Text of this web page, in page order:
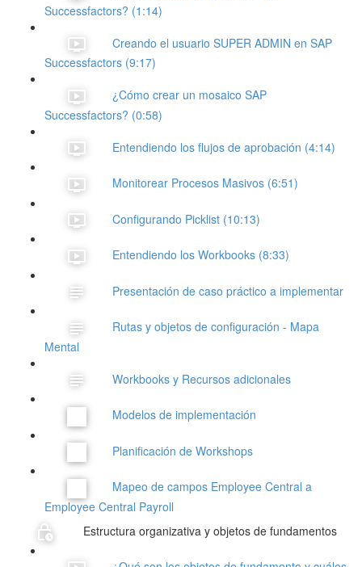
Successfactors? (1:14)
Creando el usuario SUPER ADMIN en SAP
Successfactors (9:17)
¿Cómo crear un mosaico SAP
Successfactors? (0:58)
Entendiendo los flujos de aprobación (4:14)
Monitorear Procesos Masivos (6:51)
Configurando Picklist (10:13)
Entendiendo los Workbooks (8:33)
Presentación de caso práctico a implementar
Rutas y objetos de configuración - Mapa
Mental
Workbooks y Recursos adicionales
Modelos de implementación
Planificación de Workshops
Mapeo de campos Employee Central a
Employee Central Payroll
Estructura organizativa y objetos de fundamentos